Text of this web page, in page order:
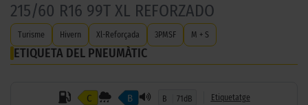
215/60 R16 99T XL REFORZADO
Turisme Hivern Xl-Reforçada 3PMSF M + S
ETIQUETA DEL PNEUMÀTIC
C B B 71dB Etiquetatge